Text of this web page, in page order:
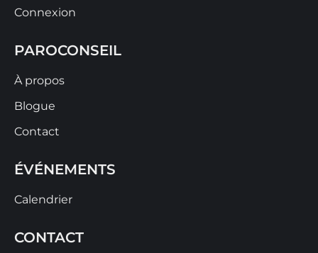
Connexion
PAROCONSEIL
À propos
Blogue
Contact
ÉVÉNEMENTS
Calendrier
CONTACT